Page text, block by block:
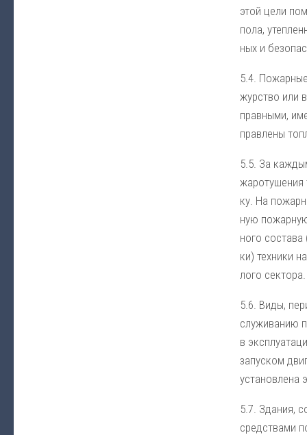
этой це­ли
по­ла,
ных и
5.4.
жур­ст­во или
прав­ны­ми,
прав­ле­ны
5.5. За
жа­ро­ту­ше­ния
ку. На
ную
но­го
ки) тех­ни­ки
ло­го сек­то­ра.
5.6. Ви­ды,
слу­жи­ва­нию
в
за­пус­ком
ус­та­нов­ле­на
5.7. Зда­ния,
сред­ст­ва­ми